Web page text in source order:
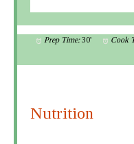
Prep Time: 30' Cook
Nutrition